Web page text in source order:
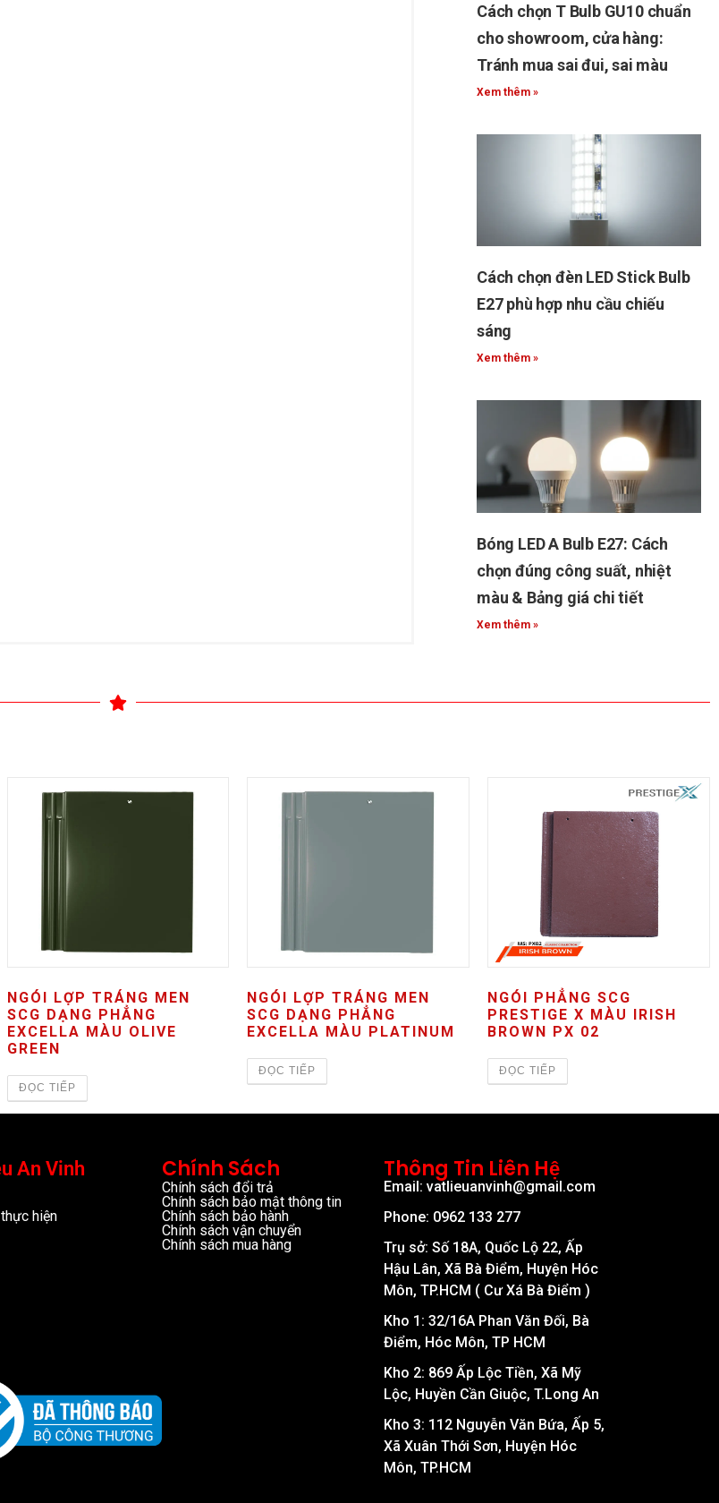
Cách chọn T Bulb GU10 chuẩn
cho showroom, cửa hàng:
Tránh mua sai đui, sai màu
Xem thêm »
Cách chọn đèn LED Stick Bulb
E27 phù hợp nhu cầu chiếu
sáng
Xem thêm »
Bóng LED A Bulb E27: Cách
chọn đúng công suất, nhiệt
màu & Bảng giá chi tiết
Xem thêm »
NGÓI LỢP TRÁNG MEN
SCG DẠNG PHẲNG
EXCELLA MÀU OLIVE
GREEN
ĐỌC TIẾP
NGÓI LỢP TRÁNG MEN
SCG DẠNG PHẲNG
EXCELLA MÀU PLATINUM
ĐỌC TIẾP
NGÓI PHẲNG SCG
PRESTIGE X MÀU IRISH
BROWN PX 02
ĐỌC TIẾP
An Vinh
hiện
Chính Sách
Chính sách đổi trả
Chính sách bảo mật thông tin
Chính sách bảo hành
Chính sách vận chuyển
Chính sách mua hàng
Thông Tin Liên Hệ
Email: vatlieuanvinh@gmail.com
Phone: 0962 133 277
Trụ sở: Số 18A, Quốc Lộ 22, Ấp
Hậu Lân, Xã Bà Điểm, Huyện Hóc
Môn, TP.HCM ( Cư Xá Bà Điểm )
Kho 1: 32/16A Phan Văn Đối, Bà
Điểm, Hóc Môn, TP HCM
Kho 2: 869 Ấp Lộc Tiền, Xã Mỹ
Lộc, Huyền Cần Giuộc, T.Long An
Kho 3: 112 Nguyễn Văn Bứa, Ấp 5,
Xã Xuân Thới Sơn, Huyện Hóc
Môn, TP.HCM